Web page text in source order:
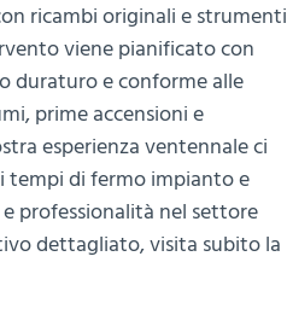
ricambi originali e strumenti
viene pianificato con
duraturo e conforme alle
prime accensioni e
esperienza ventennale ci
tempi di fermo impianto e
professionalità nel settore
dettagliato, visita subito la